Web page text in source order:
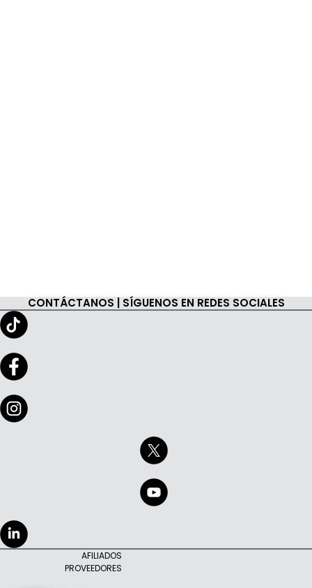
CONTÁCTANOS | SÍGUENOS EN REDES SOCIALES
AFILIADOS
PROVEEDORES